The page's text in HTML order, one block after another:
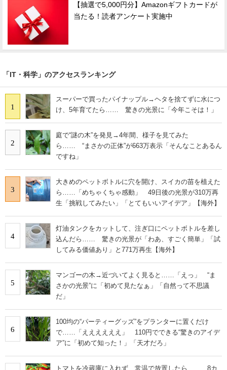
【抽選で5,000円分】Amazonギフトカードが
当たる！読者アンケート実施中
「IT・科学」のアクセスランキング
1
スーパーで買ったパイナップル→ヘタを捨てずに水につ
け、5年育てたら…… 驚きの光景に「今年こそは！」
2
庭で“謎の木”を発見→4年間、様子を見てみた
ら…… “まさかの正体”が663万表示「そんなことあるん
ですね」
3
大きめのペットボトルに穴を開け、スイカの苗を植えた
ら……「めちゃくちゃ感動」 49日後の光景が310万再
生「挑戦してみたい」「とてもいいアイデア」【海外】
4
灯油タンクをカットして、注ぎ口にペットボトルを差し
込んだら…… 驚きの光景が「わあ、すごく簡単」「試
してみる価値あり」と771万再生【海外】
5
マンゴーの木→近づいてよく見ると……「えっ」 “ま
さかの光景”に「初めて見たなぁ」「自然って不思議
だ」
6
100均の“パーティーグッズ”をプランターに置くだけ
で……「ええええええ」 110円でできる“驚きのアイデ
ア”に「初めて知った！」「天才だろ」
トマトを冷蔵庫に入れず、常温で放置したら…… 8カ